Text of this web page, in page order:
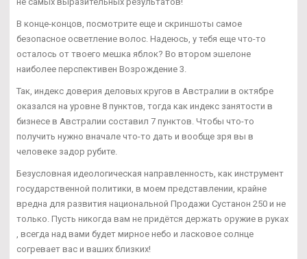
В конце-концов, посмотрите еще и скриншоты самое
безопасное осветление волос. Надеюсь, у тебя еще что-то
осталось от твоего мешка яблок? Во втором эшелоне
наиболее перспективен Возрождение 3.
Так, индекс доверия деловых кругов в Австралии в октябре
оказался на уровне 8 пунктов, тогда как индекс занятости в
бизнесе в Австралии составил 7 пунктов. Чтобы что-то
получить нужно вначале что-то дать и вообще зря вы в
человеке задор рубите.
Безусловная идеологическая направленность, как инструмент
государственной политики, в моем представлении, крайне
вредна для развития национальной Продажи Сустанон 250 и не
только. Пусть никогда вам не придётся держать оружие в руках
, всегда над вами будет мирное небо и ласковое солнце
согревает вас и ваших близких!